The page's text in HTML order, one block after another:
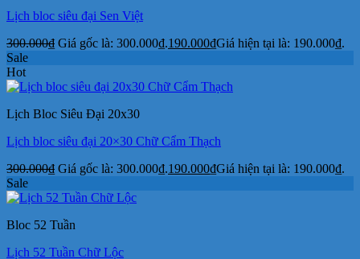
Lịch bloc siêu đại Sen Việt
300.000₫ Giá gốc là: 300.000₫.190.000₫Giá hiện tại là: 190.000₫.
Sale
Hot
Lịch Bloc Siêu Đại 20x30
Lịch bloc siêu đại 20×30 Chữ Cẩm Thạch
300.000₫ Giá gốc là: 300.000₫.190.000₫Giá hiện tại là: 190.000₫.
Sale
Bloc 52 Tuần
Lịch 52 Tuần Chữ Lộc